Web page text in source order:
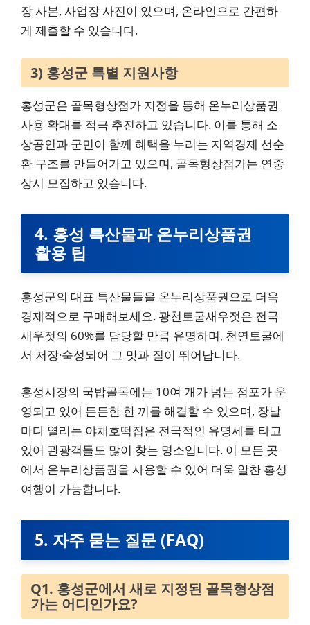
장 사본, 사업장 사진이 있으며, 온라인으로 간편하
게 제출할 수 있습니다.
3) 홍성군 특별 지원사항
홍성군은 골목형상점가 지정을 통해 온누리상품권
사용 확대를 적극 추진하고 있습니다. 이를 통해 소
상공인과 군민이 함께 혜택을 누리는 지역경제 선순
환 구조를 만들어가고 있으며, 골목형상점가는 연중
상시 모집하고 있습니다.
4. 홍성 특산물과 온누리상품권
활용 팁
홍성군의 대표 특산물들을 온누리상품권으로 더욱
경제적으로 구매해보세요. 광천토굴새우젓은 전국
새우젓의 60%를 담당할 만큼 유명하며, 천연토굴에
서 저장·숙성되어 그 맛과 질이 뛰어납니다.
홍성시장의 국밥골목에는 10여 개가 넘는 점포가 운
영되고 있어 든든한 한 끼를 해결할 수 있으며, 장날
마다 열리는 야채호떡집은 전국적인 유명세를 타고
있어 관광객들도 많이 찾는 명소입니다. 이 모든 곳
에서 온누리상품권을 사용할 수 있어 더욱 알찬 홍성
여행이 가능합니다.
5. 자주 묻는 질문 (FAQ)
Q1. 홍성군에서 새로 지정된 골목형상점
가는 어디인가요?